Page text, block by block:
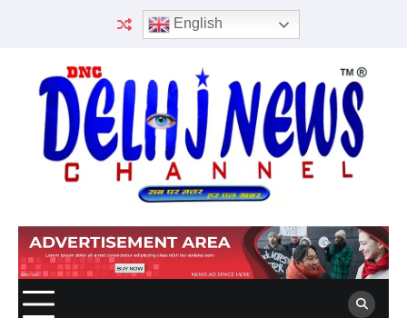
English